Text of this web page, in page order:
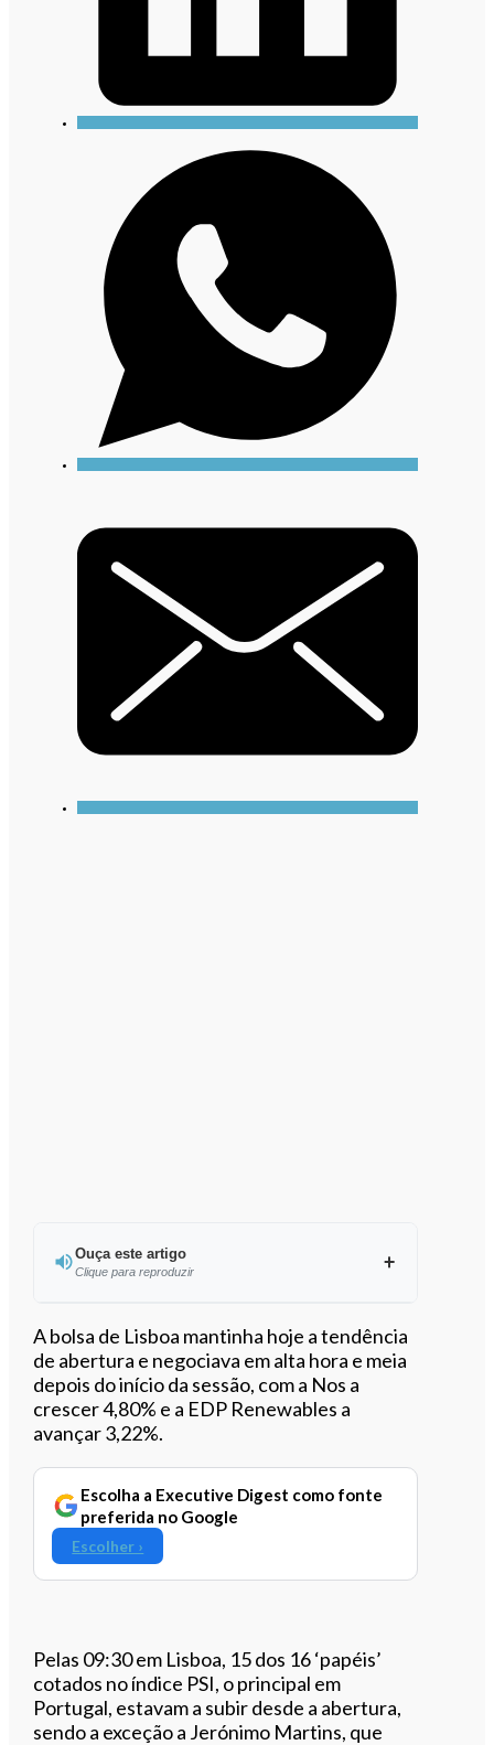
Ouça este artigo
Clique para reproduzir
Ouvir este artigo
A bolsa de Lisboa mantinha hoje a tendência
de abertura e negociava em alta hora e meia
depois do início da sessão, com a Nos a
crescer 4,80% e a EDP Renewables a
avançar 3,22%.
Escolha a Executive Digest como fonte
preferida no Google
Escolher ›
Pelas 09:30 em Lisboa, 15 dos 16 ‘papéis’
cotados no índice PSI, o principal em
Portugal, estavam a subir desde a abertura,
sendo a exceção a Jerónimo Martins, que